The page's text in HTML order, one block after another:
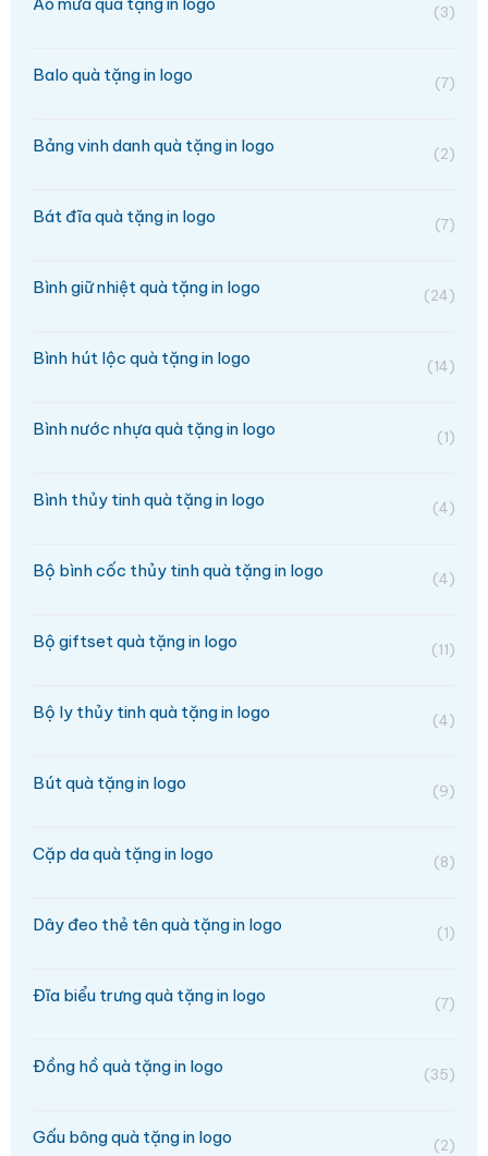
(3)
Balo quà tặng in logo (7)
Bảng vinh danh quà tặng in logo (2)
Bát đĩa quà tặng in logo (7)
Bình giữ nhiệt quà tặng in logo (24)
Bình hút lộc quà tặng in logo (14)
Bình nước nhựa quà tặng in logo (1)
Bình thủy tinh quà tặng in logo (4)
Bộ bình cốc thủy tinh quà tặng in logo (4)
Bộ giftset quà tặng in logo (11)
Bộ ly thủy tinh quà tặng in logo (4)
Bút quà tặng in logo (9)
Cặp da quà tặng in logo (8)
Dây đeo thẻ tên quà tặng in logo (1)
Đĩa biểu trưng quà tặng in logo (7)
Đồng hồ quà tặng in logo (35)
Gấu bông quà tặng in logo (2)